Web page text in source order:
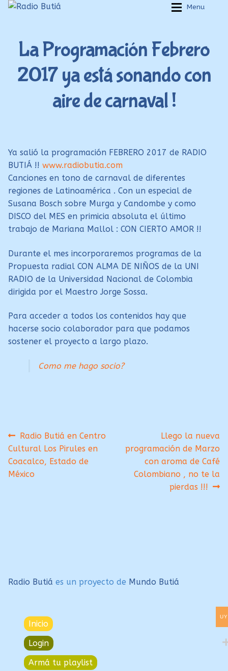
Ir
navegación
Ir
Menu
Login
Armá tu playlist
Quehacer Educativo
Propuestas para el aula
Ayuda
Login
Armá tu playlist
Quehacer Educativo
Propuestas para el aula
Ayuda
La Programación Febrero
2017 ya está sonando con
aire de carnaval !
Ya salió la programación FEBRERO 2017 de RADIO
BUTIÁ !! www.radiobutia.com
Canciones en tono de carnaval de diferentes
regiones de Latinoamérica . Con un especial de
Susana Bosch sobre Murga y Candombe y como
DISCO del MES en primicia absoluta el último
trabajo de Mariana Mallol : CON CIERTO AMOR !!
Durante el mes incorporaremos programas de la
Propuesta radial CON ALMA DE NIÑOS de la UNI
RADIO de la Universidad Nacional de Colombia
dirigida por el Maestro Jorge Sossa.
Para acceder a todos los contenidos hay que
hacerse socio colaborador para que podamos
sostener el proyecto a largo plazo.
Como me hago socio?
Navegación
de
entradas
Anterior:
Radio Butiá en Centro
Cultural Los Pirules en
Coacalco, Estado de
México
Siguiente:
Llego la nueva
programación de Marzo
con aroma de Café
Colombiano , no te la
pierdas !!!
Radio Butiá es un proyecto de Mundo Butiá
Inicio
Login
Armá tu playlist